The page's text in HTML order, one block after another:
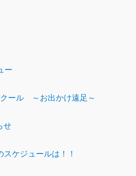
ー
ール ～お出かけ遠足～
せ
ケジュールは！！